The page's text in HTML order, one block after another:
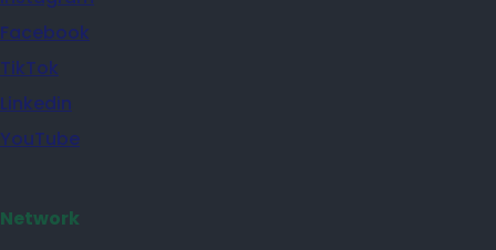
Facebook
TikTok
Linkedin
YouTube
Network